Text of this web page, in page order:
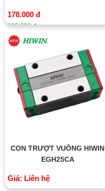
178.000 đ
200.000 đ
CON TRƯỢT VUÔNG HIWIN
EGH25CA
Giá: Liên hệ